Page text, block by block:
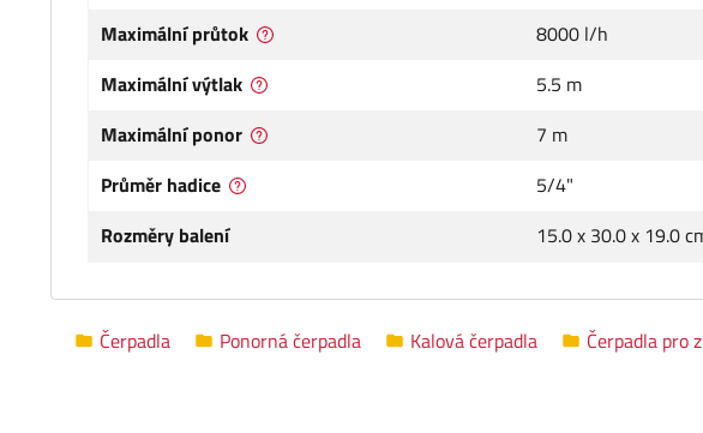
Maximální průtok
8000 l/h
Maximální výtlak
5.5 m
Maximální ponor
7 m
Průměr hadice
5/4"
Rozměry balení
15.0 x 30.0 x 19.0
Čerpadla Ponorná čerpadla Kalová čerpadla Čerpadla pro